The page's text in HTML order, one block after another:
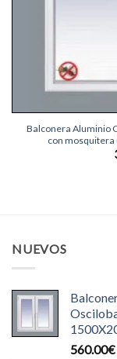
Balconera Aluminio
con mosquitera
NUEVOS
560.00€